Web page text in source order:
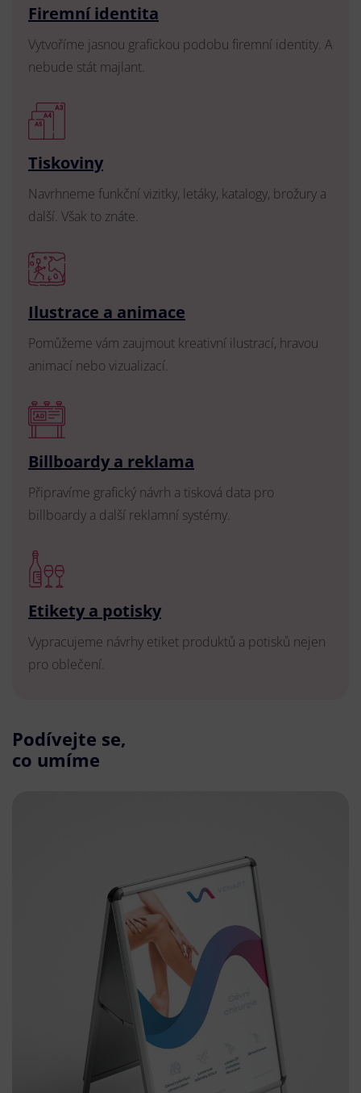
Firemní identita
Vytvoříme jasnou grafickou podobu firemní identity. A
nebude stát majlant.
Tiskoviny
Navrhneme funkční vizitky, letáky, katalogy, brožury a
další. Však to znáte.
Ilustrace a animace
Pomůžeme vám zaujmout kreativní ilustrací, hravou
animací nebo vizualizací.
Billboardy a reklama
Připravíme grafický návrh a tisková data pro
billboardy a další reklamní systémy.
Etikety a potisky
Vypracujeme návrhy etiket produktů a potisků nejen
pro oblečení.
Podívejte se,
co umíme